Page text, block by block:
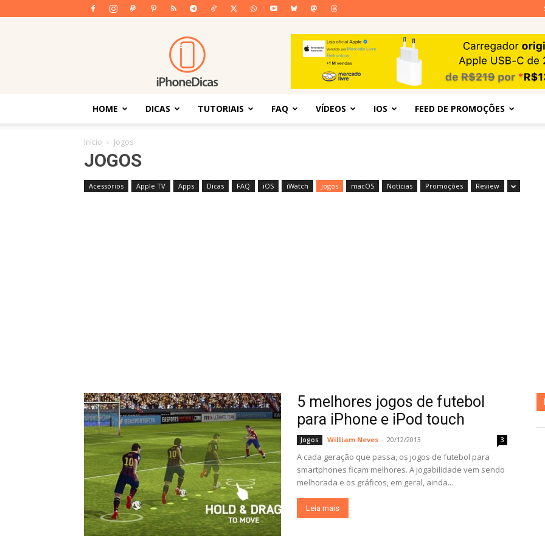
iPhoneDicas
HOME DICAS TUTORIAIS FAQ VÍDEOS IOS FEED DE PROMOÇÕES
Início Jogos
JOGOS
Acessórios Apple TV Apps Dicas FAQ iOS iWatch Jogos macOS Notícias Promoções Review
5 melhores jogos de futebol
para iPhone e iPod touch
Jogos William Neves - 20/12/2013 3
A cada geração que passa, os jogos de futebol para
smartphones ficam melhores. A jogabilidade vem sendo
melhorada e os gráficos, em geral, ainda...
Leia mais